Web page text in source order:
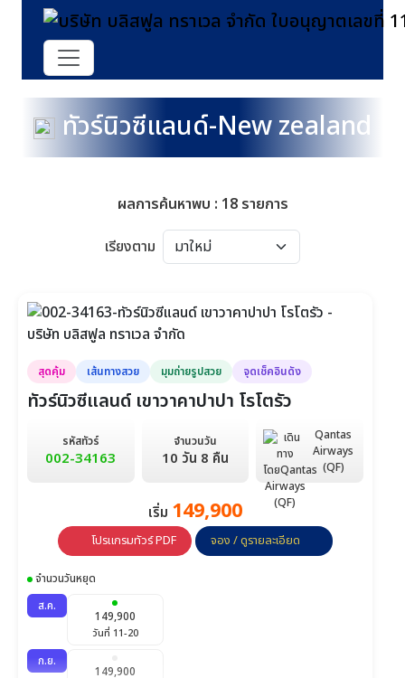
ทัวร์นิวซีแลนด์-New zealand
ผลการค้นหาพบ : 18 รายการ
เรียงตาม
สุดคุ้ม เส้นทางสวย มุมถ่ายรูปสวย จุดเช็คอินดัง
ทัวร์นิวซีแลนด์ เขาวาคาปาปา โรโตรัว
รหัสทัวร์
002-34163
จำนวนวัน
10 วัน 8 คืน
Qantas
Airways
(QF)
เริ่ม 149,900
โปรแกรมทัวร์ PDF จอง / ดูรายละเอียด
จำนวนวันหยุด
ส.ค.
149,900
วันที่ 11-20
ก.ย.
149,900